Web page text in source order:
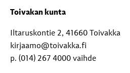
Toivakan kunta
Iltaruskontie 2, 41660 Toivakka
kirjaamo@toivakka.fi
p. (014) 267 4000 vaihde